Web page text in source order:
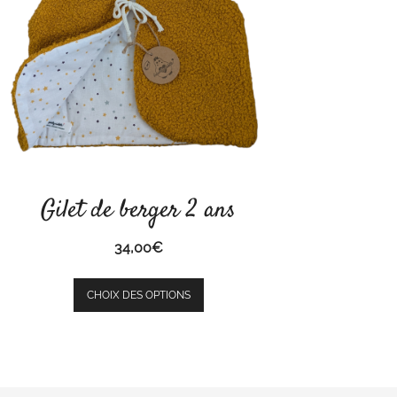
Gilet de berger 2 ans
34,00€
CHOIX DES OPTIONS
Ce